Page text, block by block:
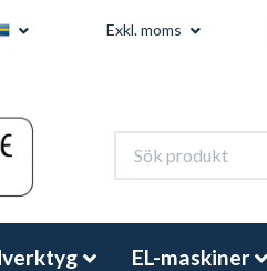
Exkl. moms
EL-maskiner